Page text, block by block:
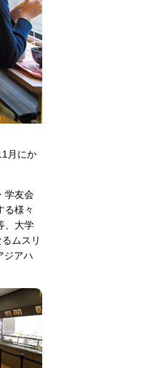
月にか
学友会
る様々
、大学
ムスリ
ジアハ